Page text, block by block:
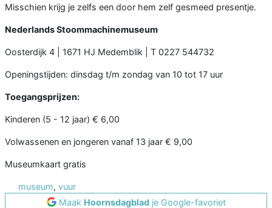
Misschien krijg je zelfs een door hem zelf gesmeed presentje.
Nederlands Stoommachinemuseum
Oosterdijk 4 | 1671 HJ Medemblik | T 0227 544732
Openingstijden: dinsdag t/m zondag van 10 tot 17 uur
Toegangsprijzen:
Kinderen (5 - 12 jaar) € 6,00
Volwassenen en jongeren vanaf 13 jaar € 9,00
Museumkaart gratis
museum, vuur
Maak Hoornsdagbladje Google-favoriet